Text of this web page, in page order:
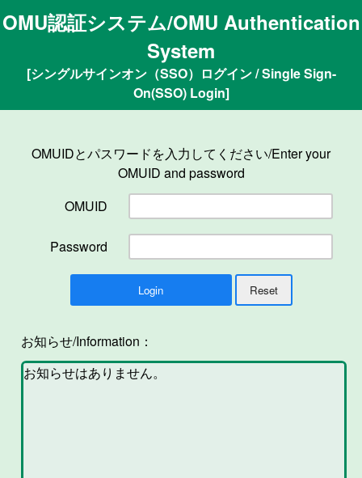
OMU認証システム/OMU Authentication
System
[シングルサインオン（SSO）ログイン / Single Sign-
On(SSO) Login]
OMUIDとパスワードを入力してください/Enter your
OMUID and password
OMUID
Password
お知らせ/Information：